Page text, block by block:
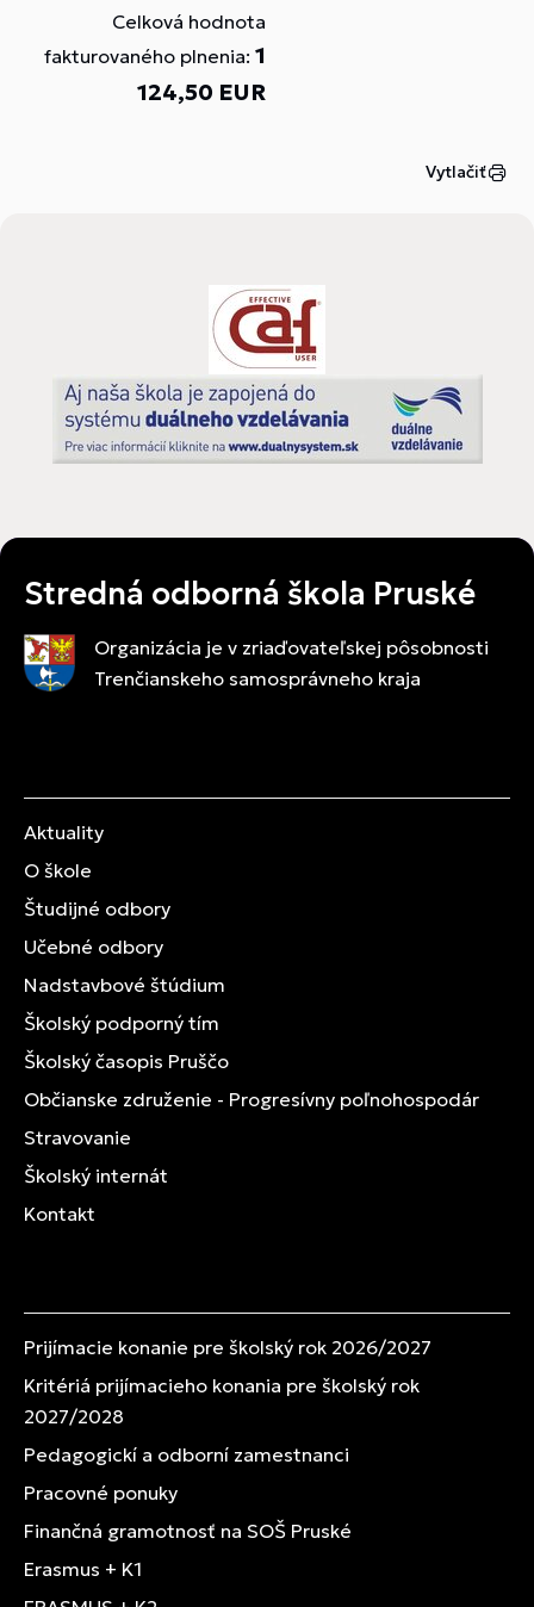
Celková hodnota
fakturovaného plnenia: 1
124,50 EUR
Vytlačiť
Stredná odborná škola Pruské
Organizácia je v zriaďovateľskej pôsobnosti
Trenčianskeho samosprávneho kraja
Aktuality
O škole
Študijné odbory
Učebné odbory
Nadstavbové štúdium
Školský podporný tím
Školský časopis Pruščo
Občianske združenie - Progresívny poľnohospodár
Stravovanie
Školský internát
Kontakt
Prijímacie konanie pre školský rok 2026/2027
Kritériá prijímacieho konania pre školský rok
2027/2028
Pedagogickí a odborní zamestnanci
Pracovné ponuky
Finančná gramotnosť na SOŠ Pruské
Erasmus + K1